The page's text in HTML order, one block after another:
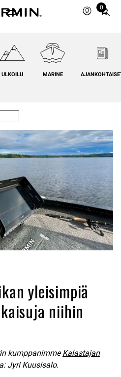
0
Total
0
ULKOILU MARINE
yleisimpiä
niihin
kumppanimmeKalastajan
Jyri Kuusisalo.